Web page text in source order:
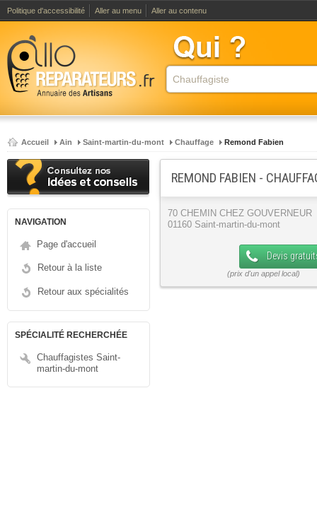
Politique d'accessibilité Aller au menu Aller au contenu
Accueil Ain Saint-martin-du-mont Chauffage Remond Fabien
NAVIGATION
Page d'accueil
Retour à la liste
Retour aux spécialités
SPÉCIALITÉ RECHERCHÉE
Chauffagistes Saint-
martin-du-mont
REMOND FABIEN -
70 CHEMIN CHEZ GOUVERNEUR
01160 Saint-martin-du-mont
Devis